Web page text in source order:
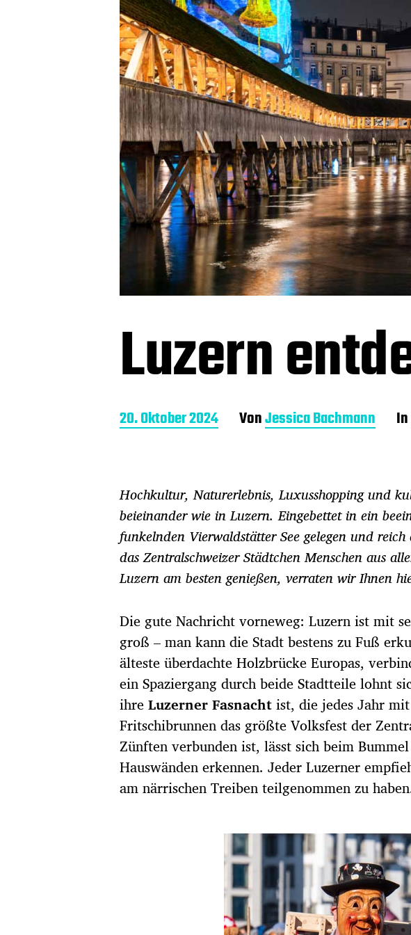
Luzern
B
e
a
g
s
d
a
t
u
20. Oktober 2024 VonJessica Bachmann In
Hochkultur, Naturerlebnis, Luxusshopping und
beieinander wie in Luzern. Eingebettet in ein
funkelnden Vierwaldstätter See gelegen und
das Zentralschweizer Städtchen Menschen aus
Luzern am besten genießen, verraten wir Ihnen
Die gute Nachricht vorneweg: Luzern ist mit
groß – man kann die Stadt bestens zu Fuß
älteste überdachte Holzbrücke Europas,
ein Spaziergang durch beide Stadtteile lohnt
ihreLuzerner Fasnachtist, die jedes Jahr
Fritschibrunnen das größte Volksfest der
Zünften verbunden ist, lässt sich beim
Hauswänden erkennen. Jeder Luzerner
am närrischen Treiben teilgenommen zu